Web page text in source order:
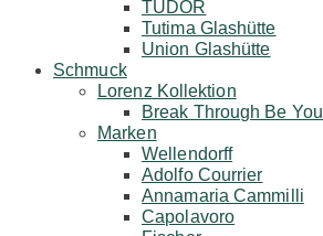
TUDOR
Tutima Glashütte
Union Glashütte
Schmuck
Lorenz Kollektion
Break Through Be You
Marken
Wellendorff
Adolfo Courrier
Annamaria Cammilli
Capolavoro